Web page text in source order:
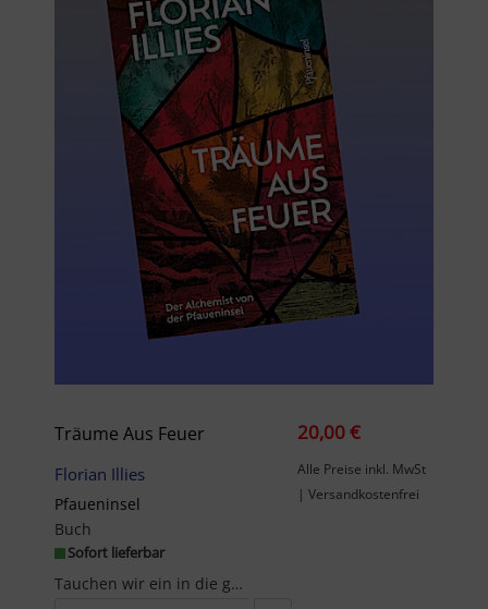
Träume Aus Feuer
Florian Illies
Pfaueninsel
Buch
Sofort lieferbar
Tauchen wir ein in die großen Träume eines großen Mannes: Johannes Kunckel ist ein Magier und Alc...
20,00 €
Alle Preise inkl. MwSt
| Versandkostenfrei